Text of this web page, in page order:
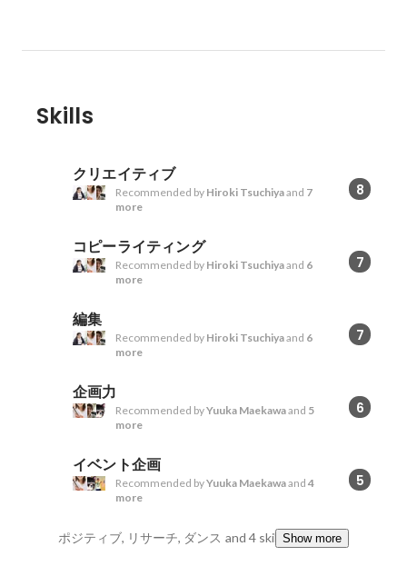
Skills
クリエイティブ
8
Recommended by Hiroki Tsuchiyaand 7
more
コピーライティング
7
Recommended by Hiroki Tsuchiyaand 6
more
編集
7
Recommended by Hiroki Tsuchiyaand 6
more
企画力
6
Recommended byYuuka Maekawaand 5
more
イベント企画
5
Recommended byYuuka Maekawaand 4
more
ポジティブ, リサーチ, ダンス and 4 skillsShow more